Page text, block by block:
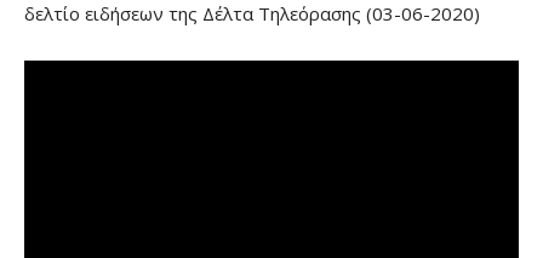
δελτίο ειδήσεων της Δέλτα Τηλεόρασης (03-06-2020)